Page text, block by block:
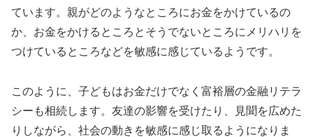
ています。親がどのようなところにお金をかけているの
か、お金をかけるところとそうでないところにメリハリを
つけているところなどを敏感に感じているようです。
このように、子どもはお金だけでなく富裕層の金融リテラ
シーも相続します。友達の影響を受けたり、見聞を広めた
りしながら、社会の動きを敏感に感じ取るようになりま